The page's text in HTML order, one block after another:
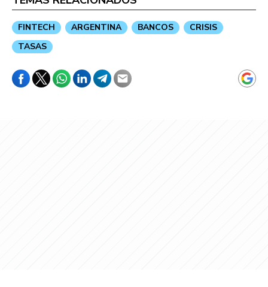
FINTECH ARGENTINA BANCOS
CRISIS
TASAS